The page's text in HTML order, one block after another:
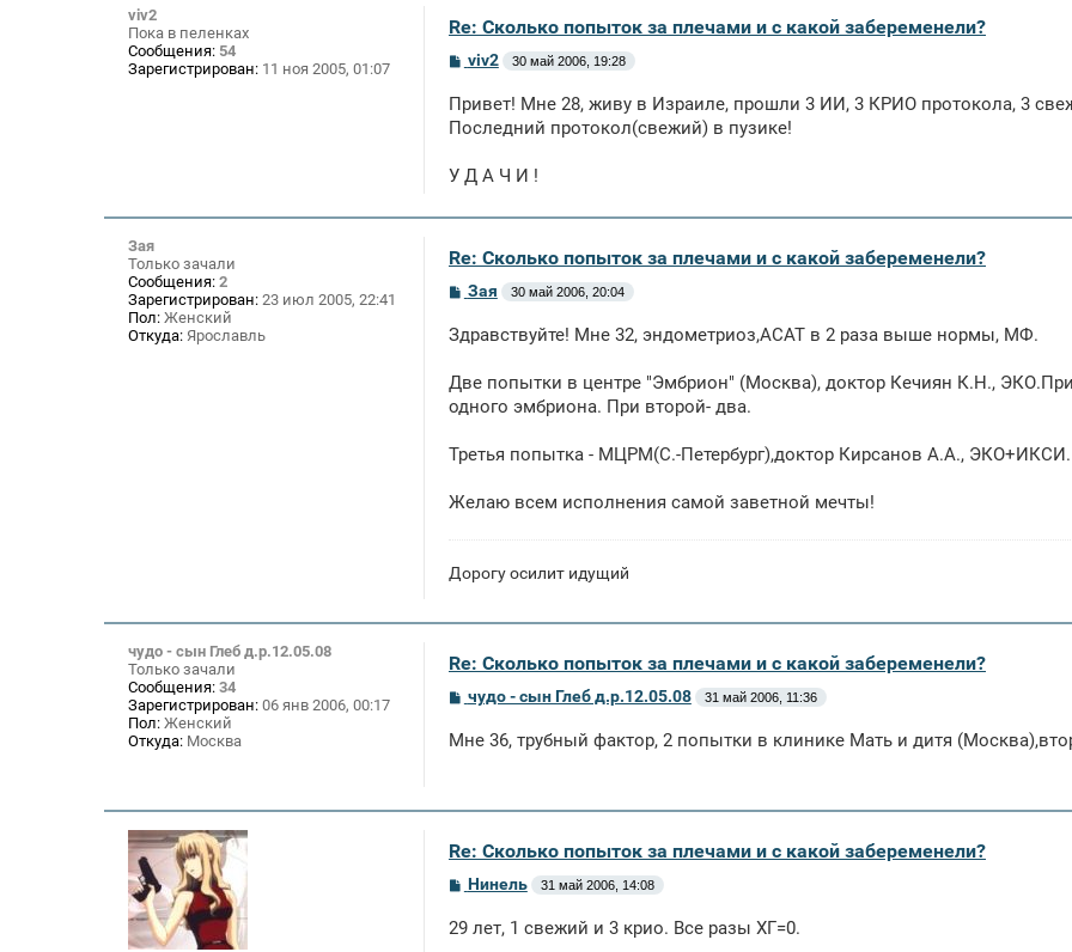
viv2
Пока в пеленках
Сообщения: 54
Зарегистрирован: 11 ноя 2005, 01:07
Re: Сколько попыток за плечами и с какой забеременели?
С
б
щ
и
viv2 30 май 2006, 19:28
Привет! Мне 28, живу в Израиле, прошли 3 ИИ, 3 КРИО протокола, 3
Последний протокол(свежий) в пузике!
У Д А Ч И !
Зая
Только зачали
Сообщения: 2
Зарегистрирован: 23 июл 2005, 22:41
Пол: Женский
Откуда: Ярославль
Re: Сколько попыток за плечами и с какой забеременели?
С
б
н
и
Зая 30 май 2006, 20:04
Здравствуйте! Мне 32, эндометриоз,АСАТ в 2 раза выше нормы, МФ.
Две попытки в центре "Эмбрион" (Москва), доктор Кечиян К.Н.,
одного эмбриона. При второй- два.
Третья попытка - МЦРМ(С.-Петербург),доктор Кирсанов А.А.,
Желаю всем исполнения самой заветной мечты!
Дорогу осилит идущий
чудо - сын Глеб д.р.12.05.08
Только зачали
Сообщения: 34
Зарегистрирован: 06 янв 2006, 00:17
Пол: Женский
Откуда: Москва
Re: Сколько попыток за плечами и с какой забеременели?
С
б
и
чудо - сын Глеб д.р.12.05.08 31 май 2006, 11:36
Мне 36, трубный фактор, 2 попытки в клинике Мать и дитя
Re: Сколько попыток за плечами и с какой забеременели?
С
б
Нинель 31 май 2006, 14:08
29 лет, 1 свежий и 3 крио. Все разы ХГ=0.